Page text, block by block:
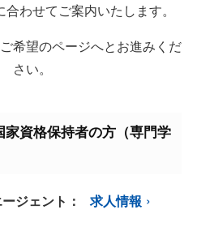
わせてご案内いたします。
希望のページへとお進みくだ
さい。
家資格保持者の方（専門学
ジェント： 求人情報